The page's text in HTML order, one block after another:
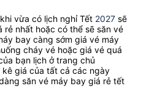
vừa có lịch nghỉ Tết 2027 sẽ
nhất hoặc có thể sẽ săn vé
bay càng sớm giá vé máy
cháy vé hoặc giá vé quá
bạn lịch ở trang chủ
kê giá của tất cả các ngày
săn vé máy bay giá rẻ tết